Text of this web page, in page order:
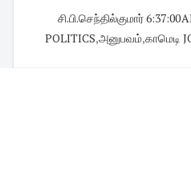
சி.பி.செந்தில்குமார்6:37:00
POLITICS,அனுபவம்,காமெடி